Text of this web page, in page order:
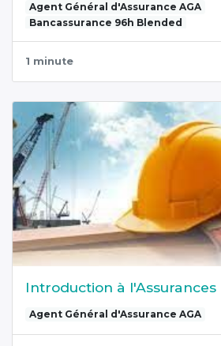
Agent Général d'Assurance AGA
Bancassurance 96h Blended
1 minute
Introduction à
Agent Général d'Assurance AGA